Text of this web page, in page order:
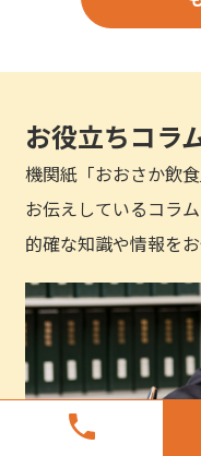
phone
お役立ちコラ
機関紙「おおさか飲
お伝えしているコラ
的確な知識や情報をお